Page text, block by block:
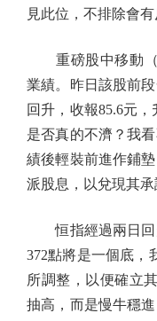
見此位，不排除會
重磅股中移動（
業績。昨日該股前
回升，收報85.6元
是否真的不濟？我
績後輕裝前進作鋪
派股息，以兌現其承
恒指經過兩日回
372點將是一個底，
所調整，以便確立
抽高，而是慢牛穩